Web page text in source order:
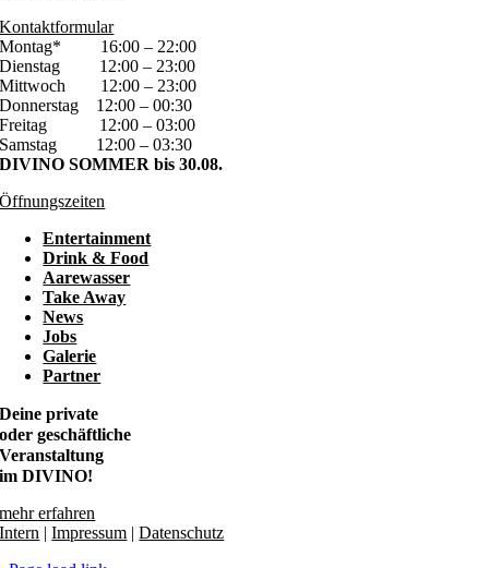
Kontaktformular
Montag*
16:00 – 22:00
Dienstag
12:00 – 23:00
Mittwoch
12:00 – 23:00
Donnerstag
12:00 – 00:30
Freitag
12:00 – 03:00
Samstag
12:00 – 03:30
DIVINO SOMMER bis 30.08.
Öffnungszeiten
Entertainment
Drink & Food
Aarewasser
Take Away
News
Jobs
Galerie
Partner
Deine private
oder geschäftliche
Veranstaltung
im DIVINO!
mehr erfahren
Intern |Impressum |Datenschutz